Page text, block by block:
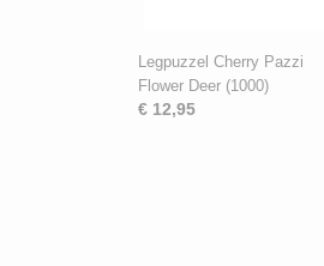
Legpuzzel Cherry Pazzi
Flower Deer (1000)
€ 12,95